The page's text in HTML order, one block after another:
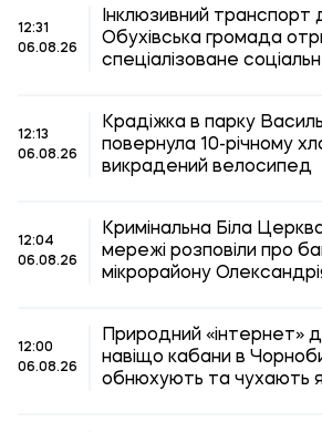
12:31
06.08.26
Інклюзивний транспорт
Обухівська громада
спеціалізоване
12:13
06.08.26
Крадіжка в парку
повернула 10-річному
викрадений велосипед
12:04
06.08.26
Кримінальна Біла
мережі розповіли про
мікрорайону
12:00
06.08.26
Природний «інтернет»
навіщо кабани в
обнюхують та чухають